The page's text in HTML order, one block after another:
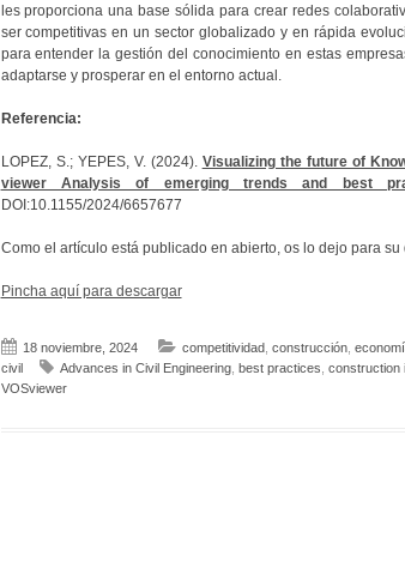
les proporciona una base sólida para crear redes
ser competitivas en un sector globalizado y en rápida
para entender la gestión del conocimiento en estas
adaptarse y prosperar en el entorno actual.
Referencia:
LOPEZ, S.; YEPES, V. (2024). Visualizing the future of
viewer Analysis of emerging trends and best
DOI:10.1155/2024/6657677
Como el artículo está publicado en abierto, os lo dejo para su
Pincha aquí para descargar
18 noviembre, 2024 competitividad construcción,
civil
Advances in Civil Engineering, best practices construction
VOSviewer